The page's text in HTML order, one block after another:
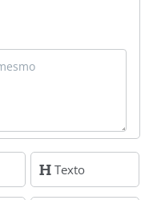
Texto